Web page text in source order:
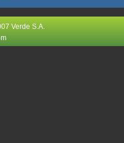
Verde S.A.